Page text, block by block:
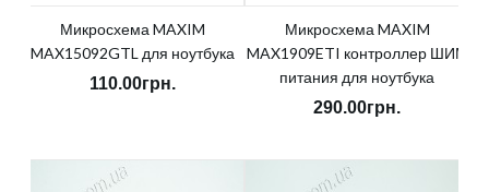
Микросхема MAXIM
MAX15092GTL для ноутбука
110.00грн.
Микросхема MAXIM
MAX1909ETI контроллер ШИМ
питания для ноутбука
290.00грн.